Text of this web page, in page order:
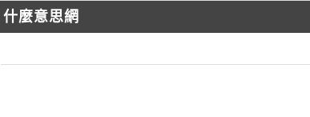
什麼意思網